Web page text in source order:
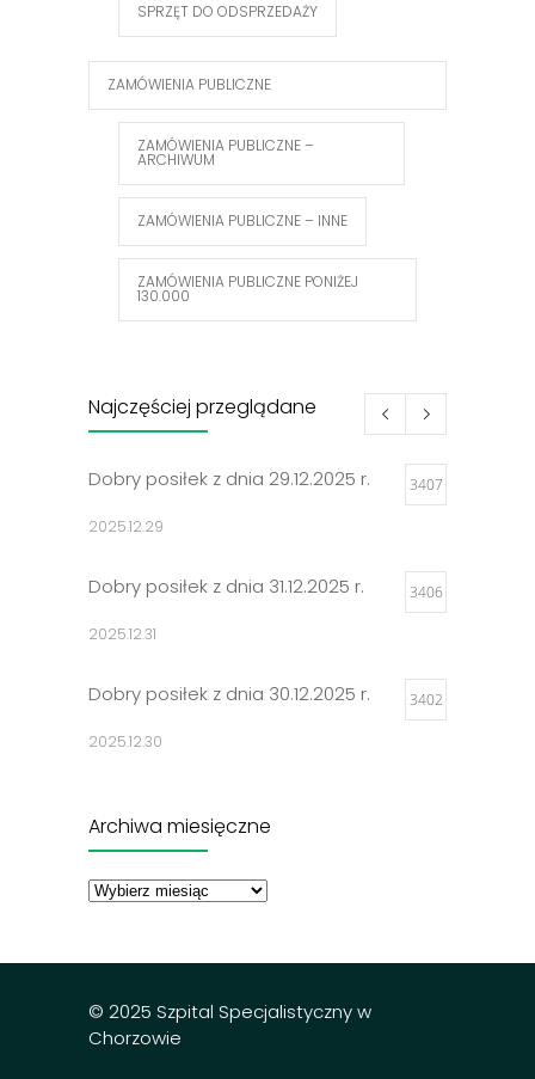
SPRZĘT DO ODSPRZEDAŻY
ZAMÓWIENIA PUBLICZNE
ZAMÓWIENIA PUBLICZNE –
ARCHIWUM
ZAMÓWIENIA PUBLICZNE – INNE
ZAMÓWIENIA PUBLICZNE PONIŻEJ
130.000
Najczęściej przeglądane
Dobry posiłek z dnia 29.12.2025 r. 3407
2025.12.29
Dobry posiłek z dnia 31.12.2025 r. 3406
2025.12.31
Dobry posiłek z dnia 30.12.2025 r. 3402
2025.12.30
2024.12.27
Dobry posiłek z dnia 23.12.2025 r.
Archiwa miesięczne
miesięczne
© 2025 Szpital Specjalistyczny w
Chorzowie